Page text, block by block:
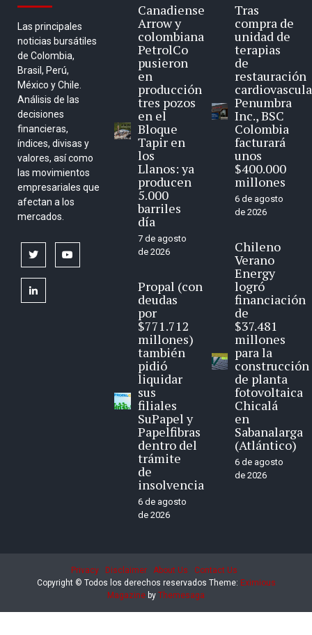
Las principales
noticias bursátiles
de Colombia,
Brasil, Perú,
México y Chile.
Análisis de las
decisiones
financieras,
índices, divisas y
valores, así como
las movimientos
empresariales que
afectan a los
mercados.
twitter
linkedin
Canadiense
Arrow y
colombiana
PetrolCo
pusieron
en
producción
tres pozos
en el
Bloque
Tapir en
los
Llanos: ya
producen
5.000
barriles
día
7 de agosto
de 2026
Propal (con
deudas
por
$771.712
millones)
también
pidió
liquidar
sus
filiales
SuPapel y
Papelfibras
dentro del
trámite
de
insolvencia
6 de agosto
de 2026
Tras
compra de
unidad de
terapias
de
restauración
Penumbra
Inc., BSC
Colombia
facturará
unos
$400.000
millones
6 de agosto
de 2026
Chileno
Verano
Energy
logró
financiación
de
$37.481
millones
para la
construcción
de planta
fotovoltaica
Chicalá
en
Sabanalarga
(Atlántico)
6 de agosto
de 2026
Privacy Disclaimer About Us
Contact Us
Copyright © Todos los derechos reservados Theme: Eximious
Magazine by Themesaga